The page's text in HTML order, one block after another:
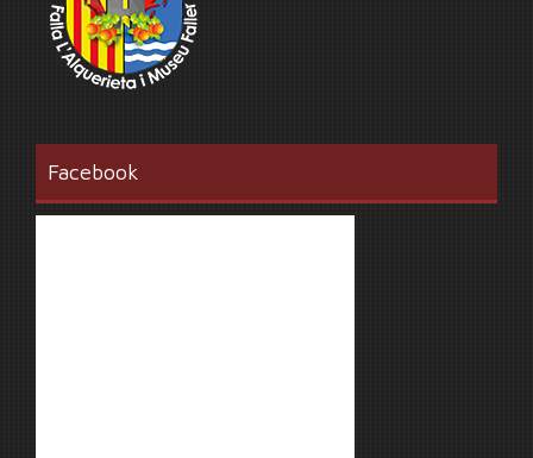
Facebook